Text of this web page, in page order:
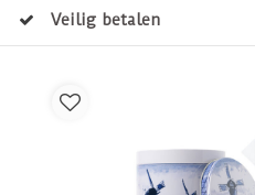
in Nederland binnen 3 dagen!